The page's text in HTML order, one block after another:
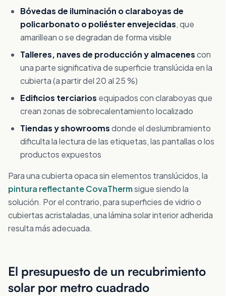
Bóvedas de iluminación o claraboyas de
policarbonato o poliéster envejecidas, que
amarillean o se degradan de forma visible
Talleres, naves de producción y almacenescon
una parte significativa de superficie translúcida en la
cubierta (a partir del 20 al 25 %)
Edificios terciarios equipados con claraboyas que
crean zonas de sobrecalentamiento localizado
Tiendas y showroomsdonde el deslumbramiento
dificulta la lectura de las etiquetas, las pantallas o los
productos expuestos
Para una cubierta opaca sin elementos translúcidos, la
pintura reflectante CovaThermsigue siendo la
solución. Por el contrario, para superficies de vidrio o
cubiertas acristaladas, una lámina solar interior adherida
resulta más adecuada.
El presupuesto de un recubrimiento
solar por metro cuadrado